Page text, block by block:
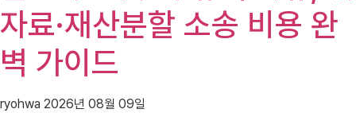
자료·재산분할 소송 비용 완
벽 가이드
ryohwa 2026년 08월 09일